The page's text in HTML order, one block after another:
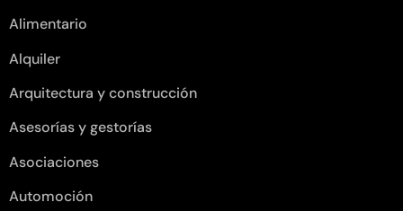
Alimentario
Alquiler
Arquitectura y construcción
Asesorías y gestorías
Asociaciones
Automoción